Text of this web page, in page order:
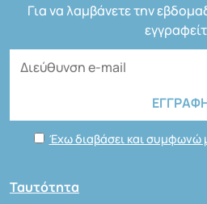
Για να λαμβάνετε την
Έχω διαβάσει και συμφωνώ
Ταυτότητα